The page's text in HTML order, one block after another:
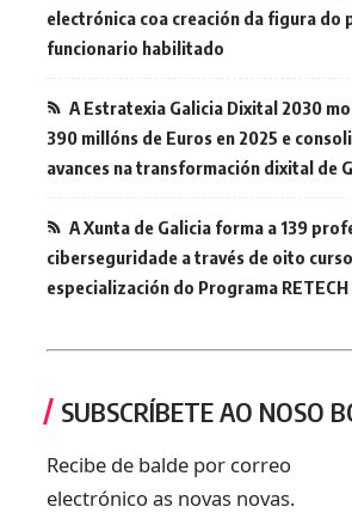
electrónica coa creación da figura do
funcionario habilitado
A Estratexia Galicia Dixital 2030
390 millóns de Euros en 2025 e
avances na transformación dixital de
A Xunta de Galicia forma a 139
ciberseguridade a través de oito
especialización do Programa RETECH
SUBSCRÍBETE AO NOSO
Recibe de balde por correo
electrónico as novas novas.